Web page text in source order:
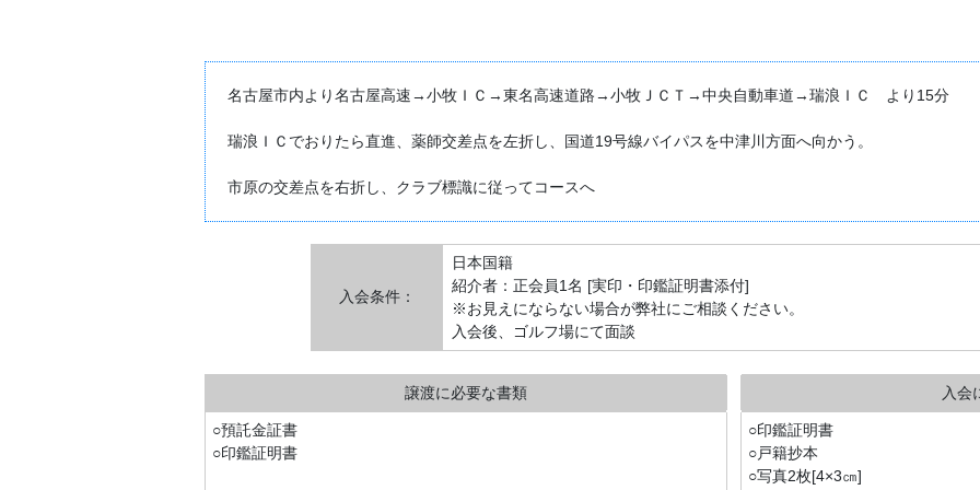
名古屋市内より名古屋高速→小牧ＩＣ→東名高速道路→小牧ＪＣＴ→中央自動車道→瑞浪ＩＣ より15分
瑞浪ＩＣでおりたら直進、薬師交差点を左折し、国道19号線バイパスを中津川方面へ向かう。
市原の交差点を右折し、クラブ標識に従ってコースへ
入会条件：
日本国籍
紹介者：正会員1名 [実印・印鑑証明書添付]
※お見えにならない場合が弊社にご相談ください。
入会後、ゴルフ場にて面談
譲渡に必要な書類 入会
○預託金証書
○印鑑証明書
○印鑑証明書
○戸籍抄本
○写真2枚[4×3㎝]